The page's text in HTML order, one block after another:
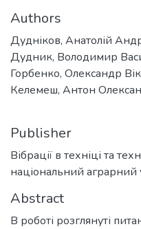
Authors
Дудніков, Анатолій
Дудник, Володимир
Горбенко, Олександр
Келемеш, Антон
Publisher
Вібрації в техніці та
національний аграрний
Abstract
В роботі розглянуті